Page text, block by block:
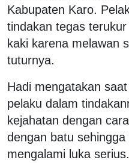
Kabupaten Karo.
tindakan tegas
kaki karena melawan
tuturnya.
Hadi mengatakan
pelaku dalam
kejahatan dengan
dengan batu
mengalami luka